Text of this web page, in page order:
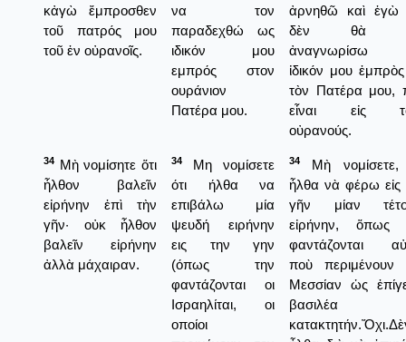
κἀγὼ ἔμπροσθεν
τοῦ πατρός μου
τοῦ ἐν οὐρανοῖς.
να τον
παραδεχθώ ως
ιδικόν μου
εμπρός στον
ουράνιον
Πατέρα μου.
ἀρνηθῶ καὶ ἑγὼ
δὲν θὰ
ἀναγνωρίσω
ἰδικόν μου ἐμπρὸς
τὸν Πατέρα μου,
εἶναι εἰς
οὐρανούς.
34 Μὴ νομίσητε ὅτι
ἦλθον βαλεῖν
εἰρήνην ἐπὶ τὴν
γῆν· οὐκ ἦλθον
βαλεῖν εἰρήνην
ἀλλὰ μάχαιραν.
34
Μη νομίσετε
ότι ήλθα να
επιβάλω μία
ψευδή ειρήνην
εις την γην
(όπως την
φαντάζονται οι
Ισραηλίται, οι
οποίοι
34
Μὴ νομίσετε,
ἦλθα νὰ φέρω εἰς
γῆν μίαν
εἰρήνην, ὅπως
φαντάζονται
ποὺ περιμένουν
Μεσσίαν ὡς
βασιλέα